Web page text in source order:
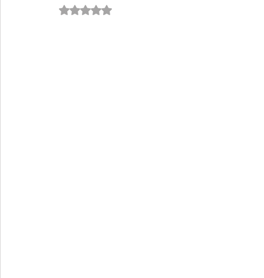
Avaliado com NaN de 5 estrelas.